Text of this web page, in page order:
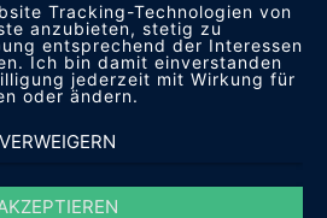
Tracking-Technologien von
anzubieten, stetig zu
entsprechend der Interessen
Ich bin damit einverstanden
jederzeit mit Wirkung für
oder ändern.
VERWEIGERN